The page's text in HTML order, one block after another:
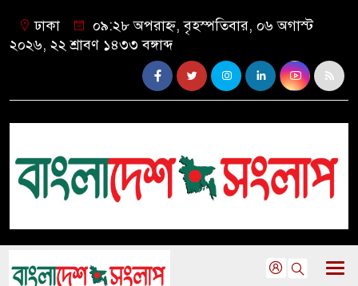
ঢাকা
০৯:২৮ অপরাহ্ন, বৃহস্পতিবার, ০৬ অগাস্ট
২০২৬, ২২ শ্রাবণ ১৪৩৩ বঙ্গাব্দ